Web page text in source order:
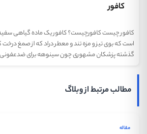
کافور
کافور چیست کافورچیست؟ کافور یک ماده گیاهی
است که بوی تیز و مزه تند و معطر دراد که از صمغ
گذشته پزشکان مشهوری چون سینوهه برای
مطالب مرتبط از وبلاگ
مقاله